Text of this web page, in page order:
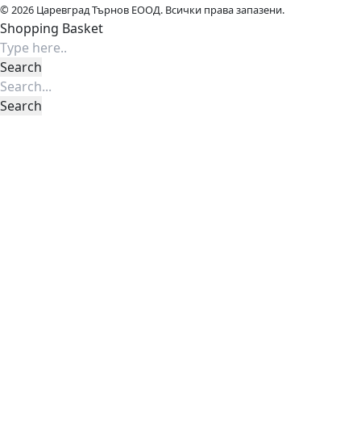
© 2026 Царевград Търнов ЕООД. Всички права запазени.
Shopping Basket